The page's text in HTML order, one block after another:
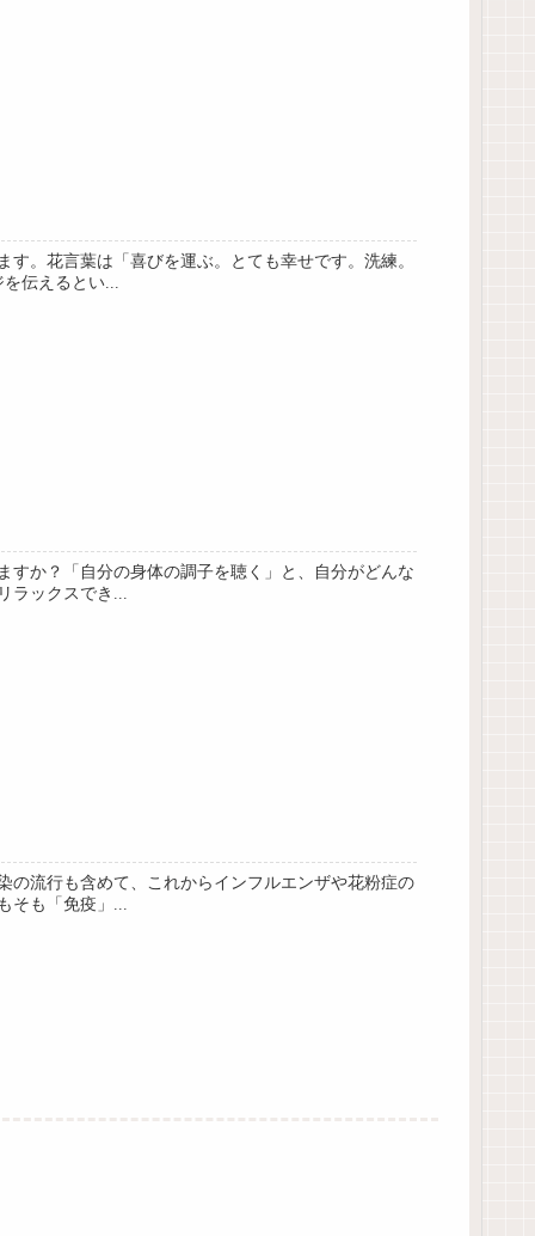
。花言葉は「喜びを運ぶ。とても幸せです。洗練。
伝えるとい...
すか？「自分の身体の調子を聴く」と、自分がどんな
ックスでき...
の流行も含めて、これからインフルエンザや花粉症の
も「免疫」...